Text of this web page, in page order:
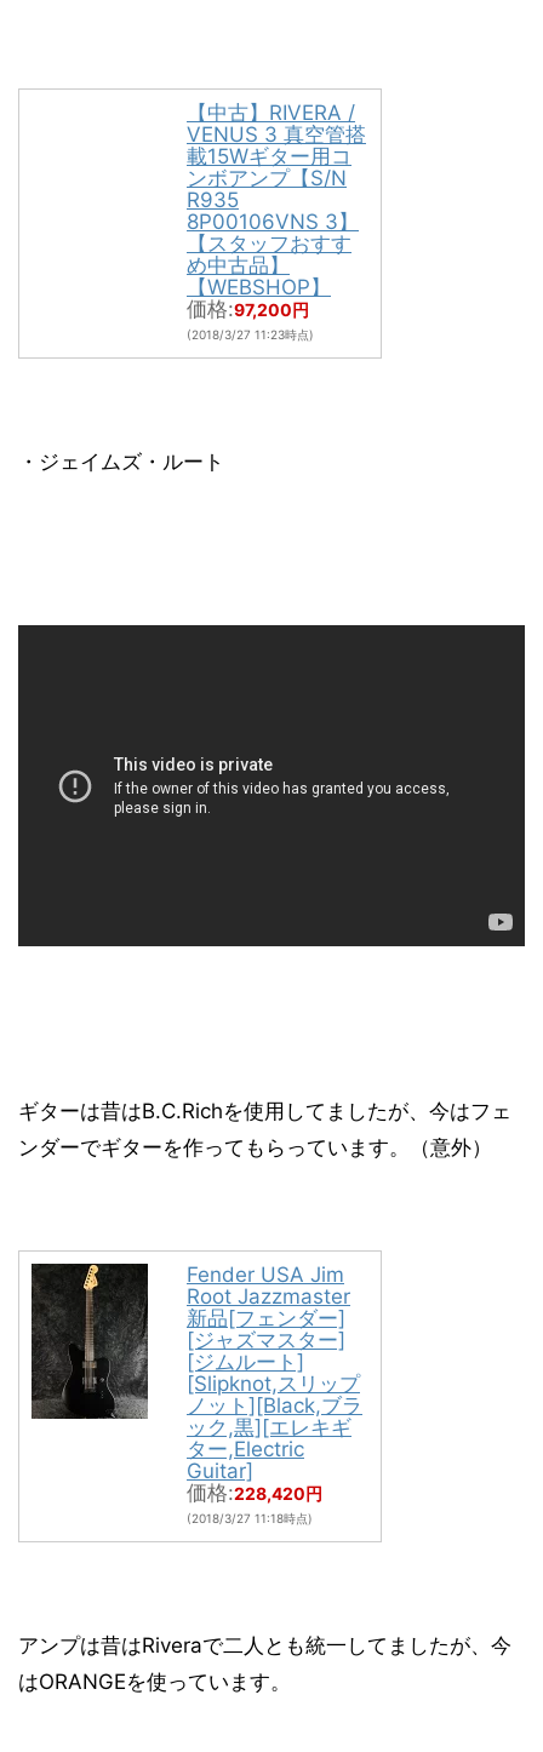
【中古】RIVERA /
VENUS 3 真空管搭
載15Wギター用コ
ンボアンプ【S/N
R935
8P00106VNS 3】
【スタッフおすす
め中古品】
【WEBSHOP】
価格:97,200円
(2018/3/27 11:23時点)
・ジェイムズ・ルート
ギターは昔はB.C.Richを使用してましたが、今はフェ
ンダーでギターを作ってもらっています。（意外）
Fender USA Jim
Root Jazzmaster
新品[フェンダー]
[ジャズマスター]
[ジムルート]
[Slipknot,スリップ
ノット][Black,ブラ
ック,黒][エレキギ
ター,Electric
Guitar]
価格:228,420円
(2018/3/27 11:18時点)
アンプは昔はRiveraで二人とも統一してましたが、今
はORANGEを使っています。